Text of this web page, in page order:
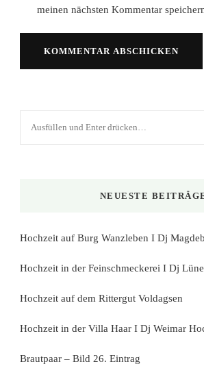
meinen nächsten Kommentar
NEUESTE
Hochzeit auf Burg Wanzleben I Dj
Hochzeit in der Feinschmeckerei I Dj
Hochzeit auf dem Rittergut Voldagsen
Hochzeit in der Villa Haar I Dj Weimar
Brautpaar – Bild 26. Eintrag